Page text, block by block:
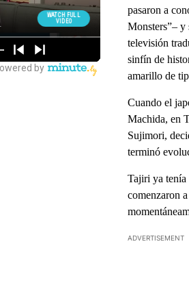
pasaron a
Monsters”– y
televisión
sinfín de
amarillo de
Cuando el
Machida, en
Sujimori,
terminó
Tajiri ya tenía
comenzaron
ADVERTISEMENT